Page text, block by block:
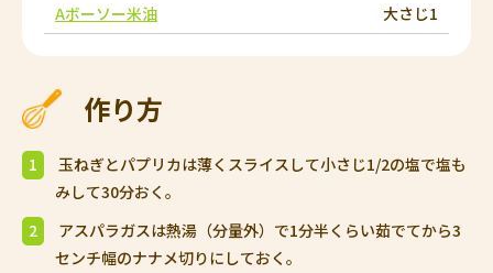
Aボーソー米油
大さじ1
作り方
1
玉ねぎとパプリカは薄くスライスして小さじ1/2の塩で塩も
みして30分おく。
2
アスパラガスは熱湯（分量外）で1分半くらい茹でてから3
センチ幅のナナメ切りにしておく。